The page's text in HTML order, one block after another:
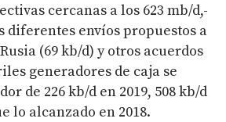
cercanas a los 623 mb/d,-
diferentes envíos propuestos a
(69 kb/d) y otros acuerdos
generadores de caja se
de 226 kb/d en 2019, 508 kb/d
lo alcanzado en 2018.